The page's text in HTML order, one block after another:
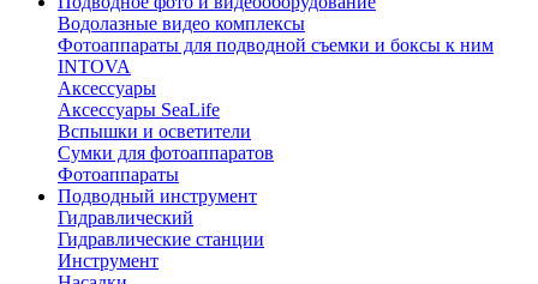
Водолазные видео комплексы
Фотоаппараты для подводной съемки и боксы к ним
INTOVA
Аксессуары
Аксессуары SeaLife
Вспышки и осветители
Сумки для фотоаппаратов
Фотоаппараты
Подводный инструмент
Гидравлический
Гидравлические станции
Инструмент